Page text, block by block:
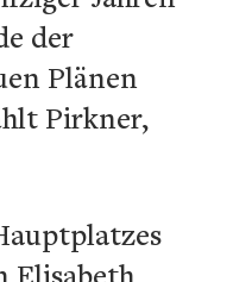
der
Plänen
Pirkner,